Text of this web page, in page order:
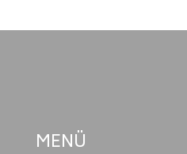
MENÜ